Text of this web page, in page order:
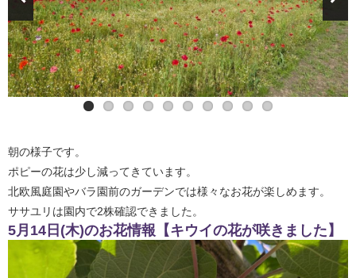
北欧風庭園内
バラ園前の庭園です
ササユリ
朝の様子です。
ポピーの花は少し減ってきています。
北欧風庭園やバラ園前のガーデンでは様々なお花が楽しめます。
ササユリは園内で2株確認できました。
5月14日(木)のお花情報【キウイの花が咲きました】